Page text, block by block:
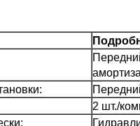
2 шт./